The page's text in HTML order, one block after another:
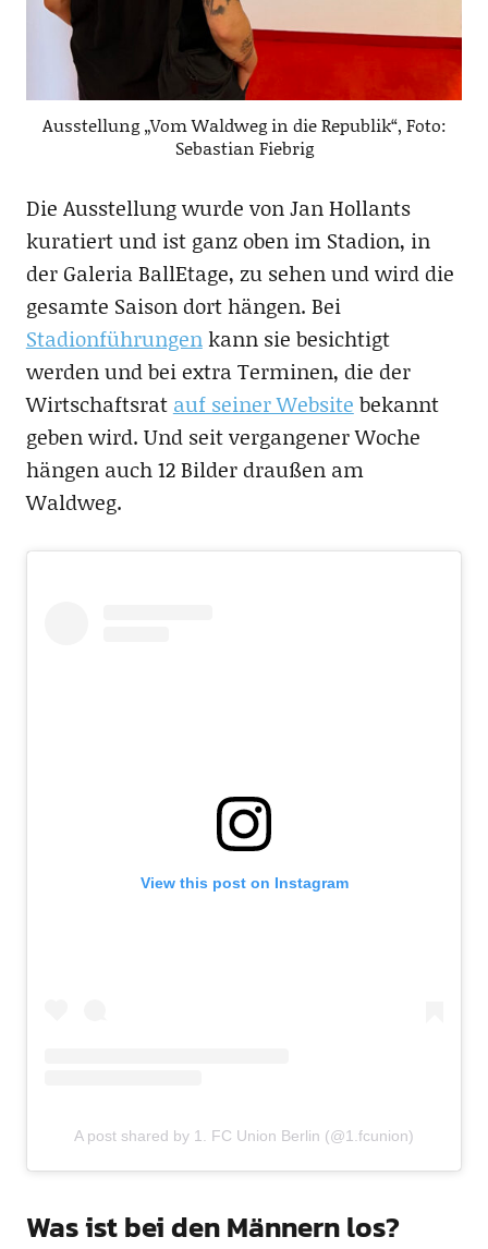
Ausstellung „Vom Waldweg in die Republik“, Foto:
Sebastian Fiebrig
Die Ausstellung wurde von Jan Hollants
kuratiert und ist ganz oben im Stadion, in
der Galeria BallEtage, zu sehen und wird die
gesamte Saison dort hängen. Bei
Stadionführungenkann sie besichtigt
werden und bei extra Terminen, die der
Wirtschaftsrat auf seiner Website bekannt
geben wird. Und seit vergangener Woche
hängen auch 12 Bilder draußen am
Waldweg.
View this post on Instagram
A post shared by 1. FC Union Berlin (@1.fcunion)
Was ist bei den Männern los?